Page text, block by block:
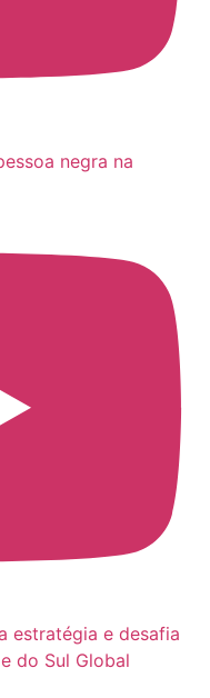
negra na
estratégia e desafia
do Sul Global